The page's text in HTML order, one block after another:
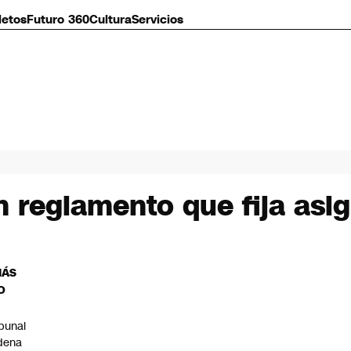
Futuro 360CulturaServicios
reglamento que fija